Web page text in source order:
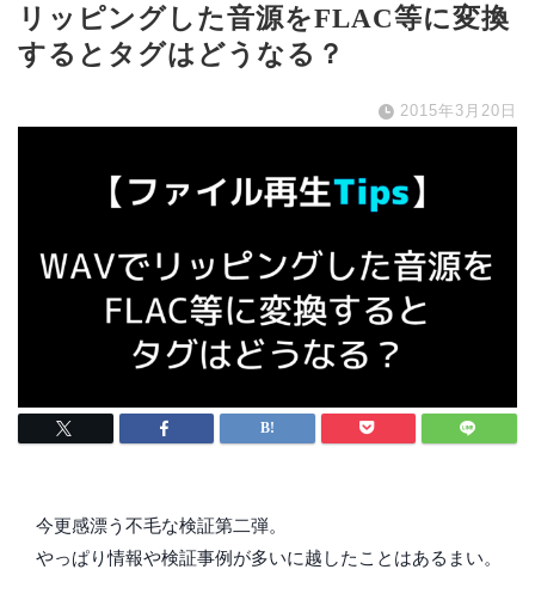
リッピングした音源をFLAC等に変換
するとタグはどうなる？
2015年3月20日
今更感漂う不毛な検証第二弾。
やっぱり情報や検証事例が多いに越したことはあるまい。